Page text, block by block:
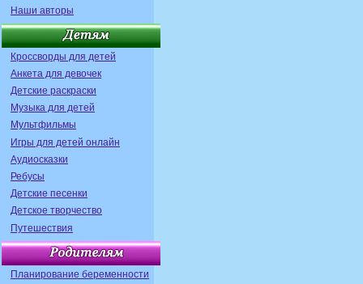
Наши авторы
Кроссворды для детей
Анкета для девочек
Детские раскраски
Музыка для детей
Мультфильмы
Игры для детей онлайн
Аудиосказки
Ребусы
Детские песенки
Детское творчество
Путешествия
Планирование беременности